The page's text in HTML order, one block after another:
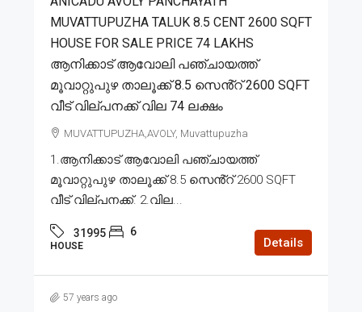
MUVATTUPUZHA TALUK 8.5 CENT 2600 SQFT
HOUSE FOR SALE PRICE 74 LAKHS
ആനിക്കാട് ആവോലി പഞ്ചായത്ത്
മൂവാറ്റുപുഴ താലൂക്ക് 8.5 സെൻ്റ് 2600 SQFT
വീട് വില്പനക്ക് വില 74 ലക്ഷം
MUVATTUPUZHA,AVOLY, Muvattupuzha
1.ആനിക്കാട് ആവോലി പഞ്ചായത്ത്
മൂവാറ്റുപുഴ താലൂക്ക് 8.5 സെൻ്റ് 2600 SQFT
വീട് വില്പനക്ക്. 2.വില...
31995 6
HOUSE Details
57 years ago